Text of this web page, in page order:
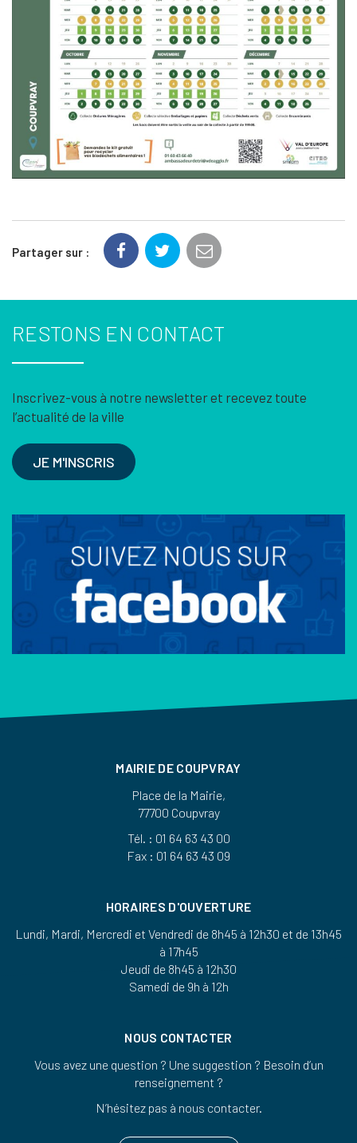
Partager sur :
RESTONS EN CONTACT
Inscrivez-vous à notre newsletter et recevez toute
l’actualité de la ville
JE M'INSCRIS
MAIRIE DE COUPVRAY
Place de la Mairie,
77700 Coupvray
Tél. : 01 64 63 43 00
Fax : 01 64 63 43 09
HORAIRES D'OUVERTURE
Lundi, Mardi, Mercredi et Vendredi de 8h45 à 12h30 et de 13h45
à 17h45
Jeudi de 8h45 à 12h30
Samedi de 9h à 12h
NOUS CONTACTER
Vous avez une question ? Une suggestion ? Besoin d’un
renseignement ?
N’hésitez pas à nous contacter.